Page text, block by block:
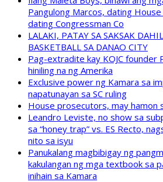
Pangulong Marcos, dating
dating Congressman Co
LALAKI, PATAY SA SAKSAK
BASKETBALL SA DANAO CITY
Pag-extradite kay KOJC founder
hiniling na ng Amerika
Exclusive power ng Kamara sa
napatunayan sa SC ruling
House prosecutors, may hamon
Leandro Leviste, no show sa
sa “honey trap” vs. ES Recto,
nito sa isyu
Panukalang magbibigay ng
kakulangan ng mga textbook sa
inihain sa Kamara